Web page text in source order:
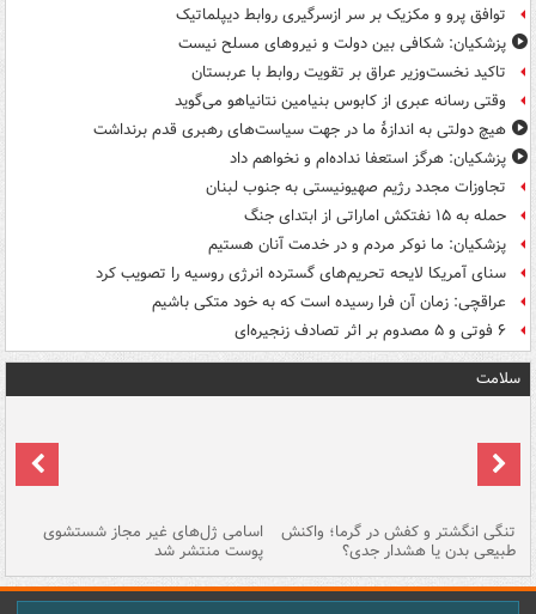
توافق پرو و مکزیک بر سر ازسرگیری روابط دیپلماتیک
پزشکیان: شکافی بین دولت و نیروهای مسلح نیست
تاکید نخست‌وزیر عراق بر تقویت روابط با عربستان
وقتی رسانه عبری از کابوس بنیامین نتانیاهو می‌گوید
هیچ دولتی به اندازۀ ما در جهت سیاست‌های رهبری قدم برنداشت
پزشکیان: هرگز استعفا نداده‌ام و نخواهم داد
تجاوزات مجدد رژیم صهیونیستی به جنوب لبنان
حمله به ۱۵ نفتکش‌ اماراتی از ابتدای جنگ
پزشکیان: ما نوکر مردم و در خدمت آنان هستیم
سنای آمریکا لایحه تحریم‌های گسترده انرژی روسیه را تصویب کرد
عراقچی: زمان آن فرا رسیده است که به خود متکی باشیم
۶ فوتی و ۵ مصدوم بر اثر تصادف زنجیره‌ای
سلامت
تنگی انگشتر و کفش در گرما؛ واکنش
طبیعی بدن یا هشدار جدی؟
اسامی ژل‌های غیر مجاز شستشوی
پوست منتشر شد